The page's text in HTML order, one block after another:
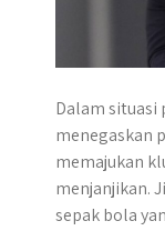
Dalam situasi
menegaskan
memajukan
menjanjikan.
sepak bola